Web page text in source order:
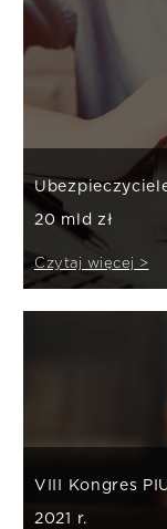
20 mld zł
Czytaj więcej >
VIII Kongres
2021 r.